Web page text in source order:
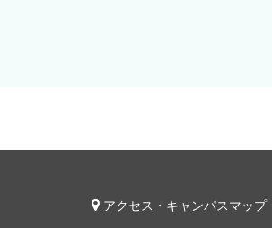
アクセス・キャンパスマップ